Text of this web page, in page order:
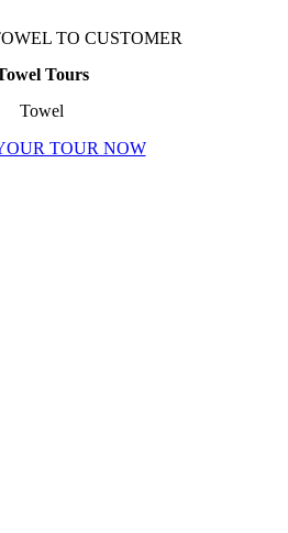
TO CUSTOMER
Tours
Towel
TOUR NOW